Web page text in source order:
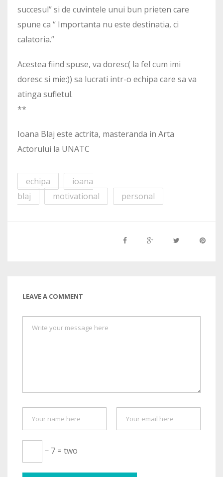
succesul” si de cuvintele unui bun prieten care
spune ca “ Importanta nu este destinatia, ci
calatoria.”
Acestea fiind spuse, va doresc( la fel cum imi
doresc si mie:)) sa lucrati intr-o echipa care sa va
atinga sufletul.
**
Ioana Blaj este actrita, masteranda in Arta
Actorului la UNATC
echipa
ioana
blaj
motivational personal
LEAVE A COMMENT
− 7 = two